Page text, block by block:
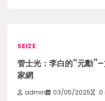
SEIZE
管士光：李白的“元勳
家網
admin 03/05/2025 0